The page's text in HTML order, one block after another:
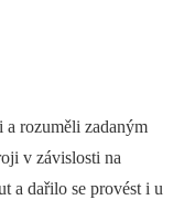
a rozuměli zadaným
v závislosti na
a dařilo se provést i u